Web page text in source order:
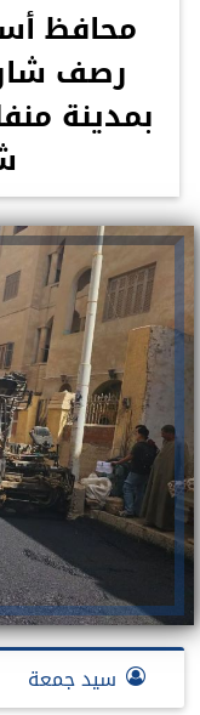
محافظ
رصف
بمدينة
سيد جمعة